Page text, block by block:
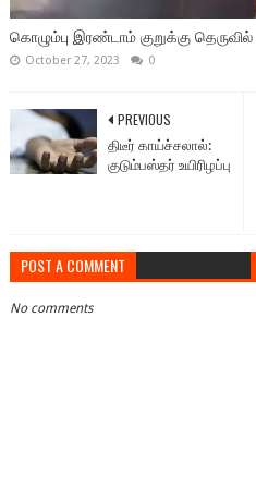
கொழும்பு இரண்டாம் குறுக்கு
October 27, 2023 0
PREVIOUS
திடீர் காய்ச்சலால்:
குடும்பஸ்தர் உயிரிழப்பு
POST A COMMENT
No comments